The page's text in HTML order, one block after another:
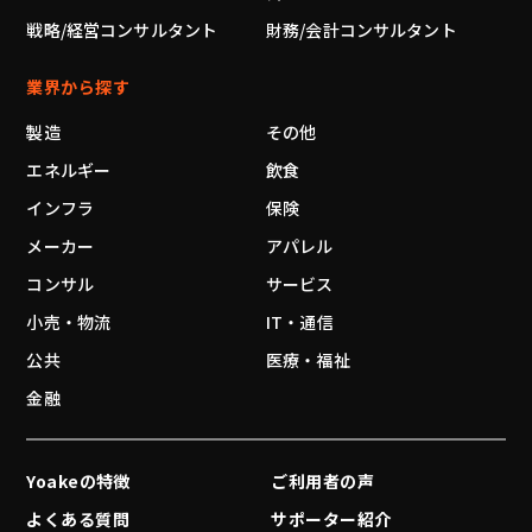
戦略/経営コンサルタント
財務/会計コンサルタント
業界から探す
製造
その他
エネルギー
飲食
インフラ
保険
メーカー
アパレル
コンサル
サービス
小売・物流
IT・通信
公共
医療・福祉
金融
Yoakeの特徴
ご利用者の声
よくある質問
サポーター紹介